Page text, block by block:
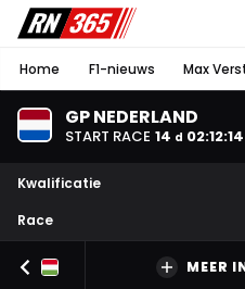
Home F1-nieuws Max
GP NEDERLAND
START RACE 14 d 02:12:14
Kwalificatie
Race
MEER